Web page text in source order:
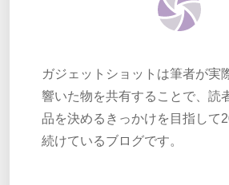
ガジェットショットは筆者が実
響いた物を共有することで、読
品を決めるきっかけを目指して
続けているブログです。